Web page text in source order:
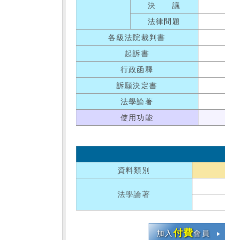
決 議
法律問題
各級法院裁判書
起訴書
行政函釋
訴願決定書
法學論著
使用功能
資料類別
法學論著
加入付費會員